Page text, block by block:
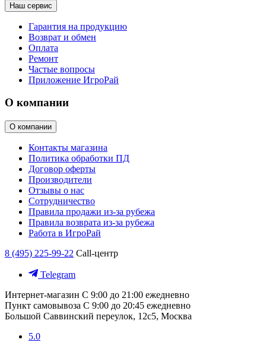
Наш сервис
Гарантия на продукцию
Возврат и обмен
Оплата
Ремонт
Частые вопросы
Приложение ИгроРай
О компании
О компании
Контакты магазина
Политика обработки ПД
Договор оферты
Производители
Отзывы о нас
Сотрудничество
Правила продажи из-за рубежа
Правила возврата из-за рубежа
Работа в ИгроРай
8 (495) 225-99-22 Call-центр
Telegram
Интернет-магазин С 9:00 до 21:00 ежедневно
Пункт самовывоза С 9:00 до 20:45 ежедневно
Большой Саввинский переулок, 12с5, Москва
5.0